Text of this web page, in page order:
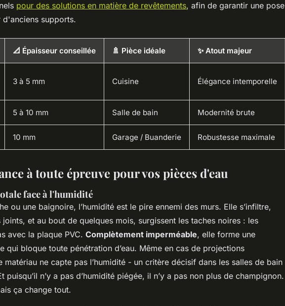
pour des solutions en matière de revêtements, afin de garantir une pose
d'anciens supports.
📐 Épaisseur conseillée 🚿 Pièce idéale ✨ Atout majeur
3 à 5 mm Cuisine Élégance intemporelle
5 à 10 mm Salle de bain Modernité brute
10 mm Garage / Buanderie Robustesse maximale
à toute épreuve pour vos pièces d'eau
face à l'humidité
ou une baignoire, l’humidité est le pire ennemi des murs. Elle s’infiltre,
joints, et au bout de quelques mois, surgissent les taches noires : les
avec la plaque PVC. Complètement imperméable, elle forme une
qui bloque toute pénétration d’eau. Même en cas de projections
matériau ne capte pas l’humidité - un critère décisif dans les salles de bain
puisqu’il n’y a pas d’humidité piégée, il n’y a pas non plus de champignon.
ça change tout.